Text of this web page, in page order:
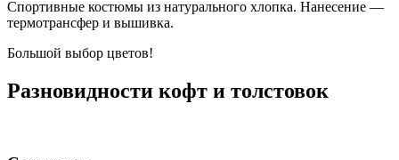
Спортивные костюмы из натурального хлопка. Нанесение —
термотрансфер и вышивка.
Большой выбор цветов!
Разновидности кофт и толстовок